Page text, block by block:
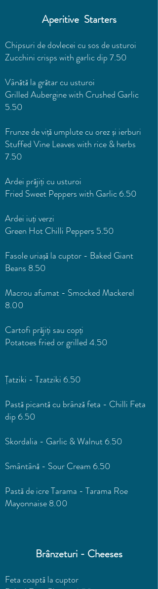
Aperitive Starters
Chipsuri de dovlecei cu sos de usturoi
Zucchini crisps with garlic dip 7.50
Vânătă la grătar cu usturoi
Grilled Aubergine with Crushed Garlic
5.50
Frunze de viță umplute cu orez și ierburi
Stuffed Vine Leaves with rice & herbs
7.50
Ardei prăjiți cu usturoi
Fried Sweet Peppers with Garlic 6.50
Ardei iuți verzi
Green Hot Chilli Peppers 5.50
Fasole uriașă la cuptor - Baked Giant
Beans 8.50
Macrou afumat - Smocked Mackerel
8.00
Cartofi prăjiți sau copți
Potatoes fried or grilled 4.50
Țatziki - Tzatziki 6.50
Pastă picantă cu brânză feta - Chilli Feta
dip 6.50
Skordalia - Garlic & Walnut 6.50
Smântână - Sour Cream 6.50
Pastă de icre Tarama - Tarama Roe
Mayonnaise 8.00
Brânzeturi - Cheeses
Feta coaptă la cuptor